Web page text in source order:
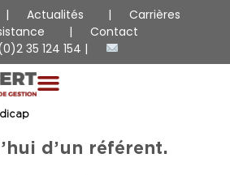
Actualités
Carrières
Contact
35 124 154
Handicap
décembre 2021
est sensibilisé à la
handicap et dispose
d’un référent.